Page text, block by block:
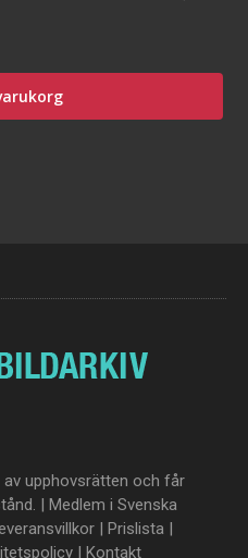
upphovsrätten och får
| Medlem i Svenska
| Prislista |
| Kontakt